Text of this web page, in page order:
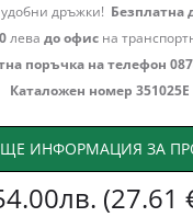
дръжки! Безплатна
лева до офис на
поръчка на телефон
Каталожен номер 351025Е
ИНФОРМАЦИЯ ЗА
лв. (27.61